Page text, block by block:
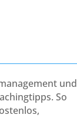
und
So